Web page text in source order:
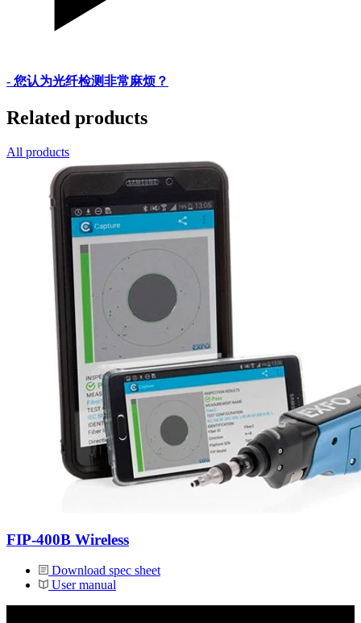
- 您认为光纤检测非常麻烦？
Related products
All products
FIP-400B Wireless
Download spec sheet
User manual